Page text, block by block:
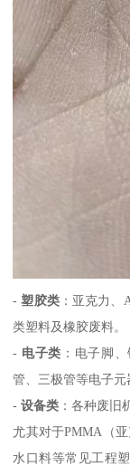
-塑胶类：亚克力、
类塑料及橡胶废料。
- 电子类 ：电子脚
管、三极管等电子元
-设备类 ：各种废旧
尤其对于PMMA（
水口料等常见工程